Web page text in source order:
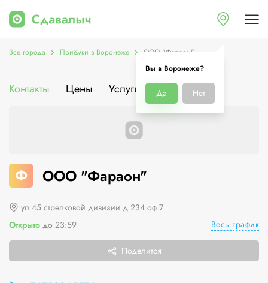
Вы в Воронеже?
Да Нет
Все города Приёмки в Воронеже ООО "Фараон"
Контакты Цены Услуги О компании
Ф ООО "Фараон"
ул 45 стрелковой дивизии д 234 оф 7
Открыто до 23:59 Весь график
Поделится